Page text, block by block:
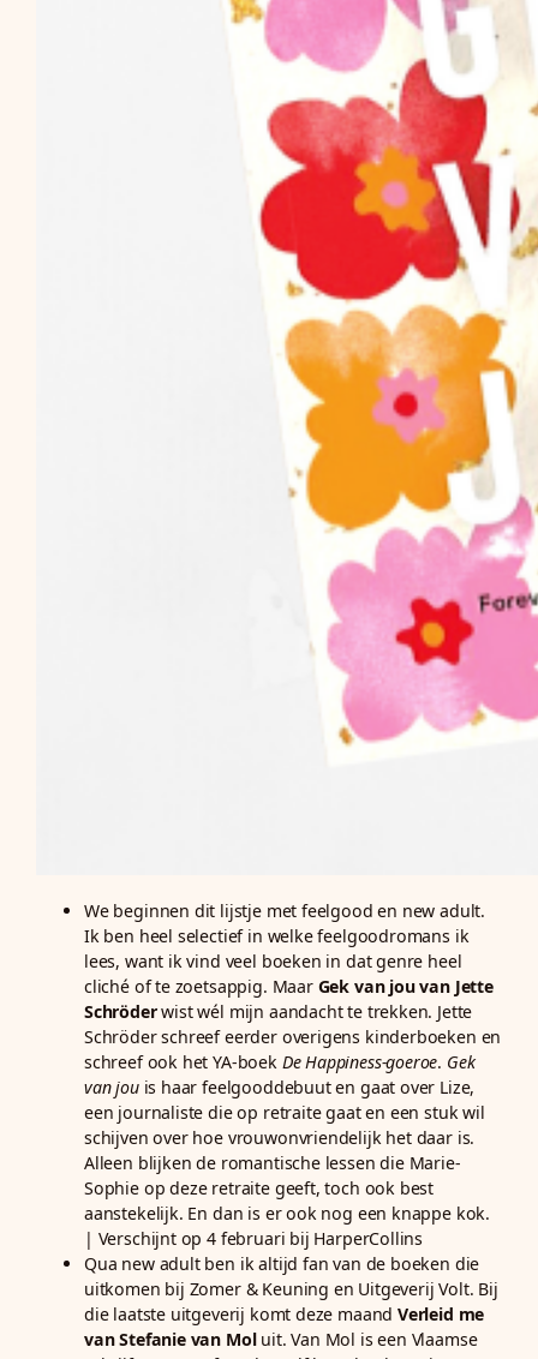
We beginnen dit lijstje met feelgood en new adult.
Ik ben heel selectief in welke feelgoodromans ik
lees, want ik vind veel boeken in dat genre heel
cliché of te zoetsappig. Maar Gek van jou van Jette
Schröderwist wél mijn aandacht te trekken. Jette
Schröder schreef eerder overigens kinderboeken en
schreef ook het YA-boek De Happiness-goeroe. Gek
van jouis haar feelgooddebuut en gaat over Lize,
een journaliste die op retraite gaat en een stuk wil
schijven over hoe vrouwonvriendelijk het daar is.
Alleen blijken de romantische lessen die Marie-
Sophie op deze retraite geeft, toch ook best
aanstekelijk. En dan is er ook nog een knappe kok.
| Verschijnt op 4 februari bij HarperCollins
Qua new adult ben ik altijd fan van de boeken die
uitkomen bij Zomer & Keuning en Uitgeverij Volt. Bij
die laatste uitgeverij komt deze maand Verleid me
van Stefanie van Mol uit. Van Mol is een Vlaamse